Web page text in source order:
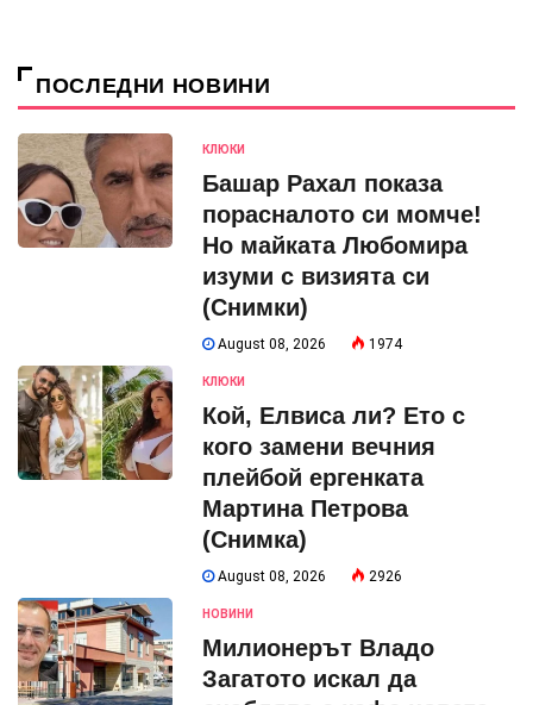
ПОСЛЕДНИ НОВИНИ
КЛЮКИ
Башар Рахал показа
порасналото си момче!
Но майката Любомира
изуми с визията си
(Снимки)
August 08, 2026 1974
КЛЮКИ
Кой, Елвиса ли? Ето с
кого замени вечния
плейбой ергенката
Мартина Петрова
(Снимка)
August 08, 2026 2926
НОВИНИ
Милионерът Владо
Загатото искал да